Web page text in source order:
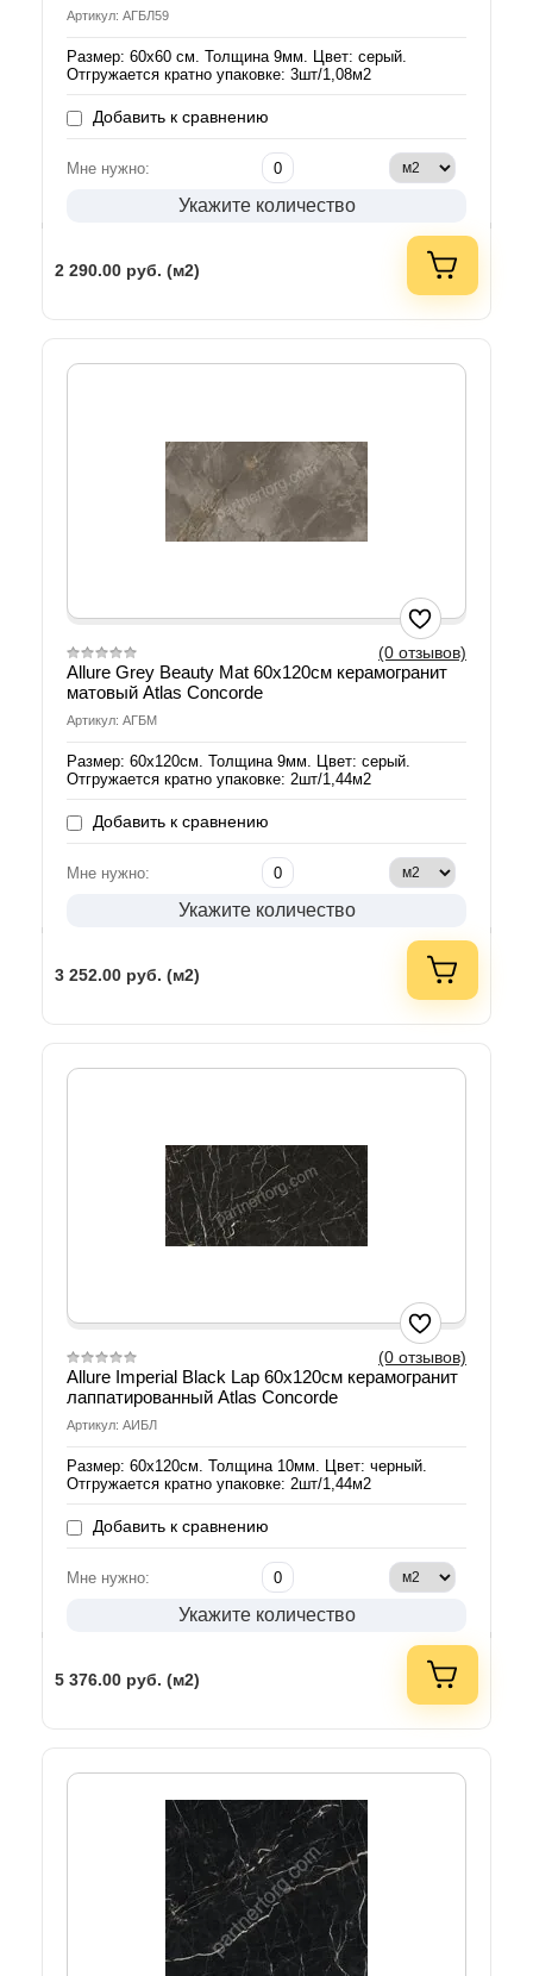
Артикул: АГБЛ59
Размер: 60x60 см. Толщина 9мм. Цвет: серый.
Отгружается кратно упаковке: 3шт/1,08м2
Добавить к сравнению
Мне нужно:
Укажите количество
2 290.00 руб. (м2)
(0 отзывов)
Allure Grey Beauty Mat 60х120см керамогранит
матовый Atlas Concorde
Артикул: АГБМ
Размер: 60х120см. Толщина 9мм. Цвет: серый.
Отгружается кратно упаковке: 2шт/1,44м2
Добавить к сравнению
Мне нужно:
Укажите количество
3 252.00 руб. (м2)
(0 отзывов)
Allure Imperial Black Lap 60х120см керамогранит
лаппатированный Atlas Concorde
Артикул: АИБЛ
Размер: 60х120см. Толщина 10мм. Цвет: черный.
Отгружается кратно упаковке: 2шт/1,44м2
Добавить к сравнению
Мне нужно:
Укажите количество
5 376.00 руб. (м2)